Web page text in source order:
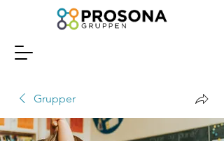
Grupper